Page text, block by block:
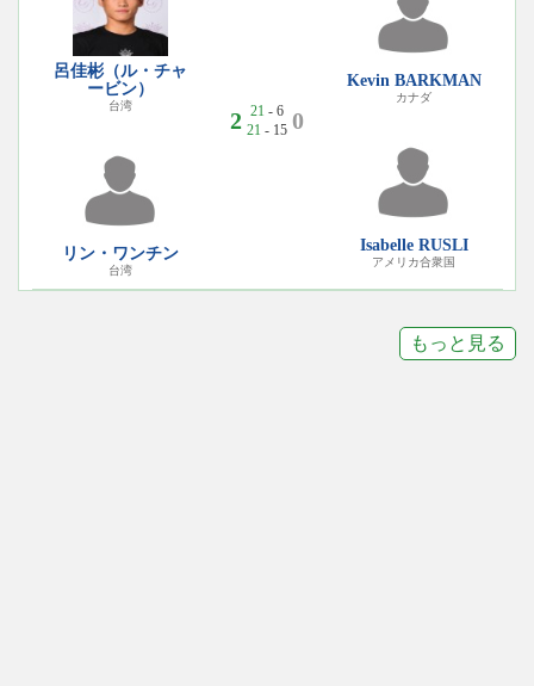
呂佳彬（ル・チャ
ービン）
台湾
リン・ワンチン
台湾
2 21 - 6
21 - 15 0
Kevin BARKMAN
カナダ
Isabelle RUSLI
アメリカ合衆国
もっと見る